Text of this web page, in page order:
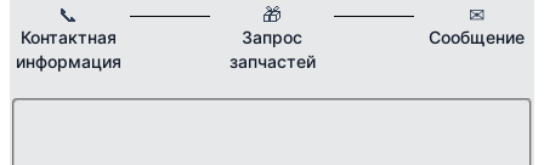
📞
Контактная
информация
🎁
Запрос
запчастей
✉
Сообщение